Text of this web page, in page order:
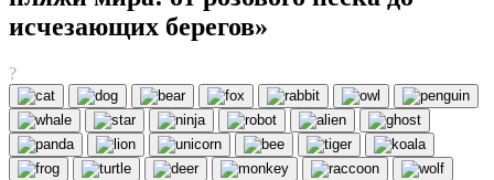
исчезающих берегов»
?